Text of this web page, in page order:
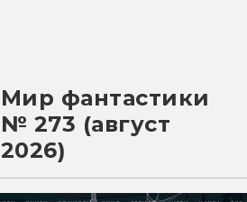
Мир фантастики
№ 273 (август
2026)